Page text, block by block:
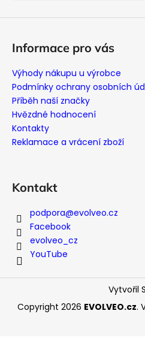
Informace pro vás
Výhody nákupu u výrobce
Podmínky ochrany osobních
Příběh naší značky
Hvězdné hodnocení
Kontakty
Reklamace a vrácení zboží
Kontakt
podpora@evolveo.cz
Facebook
evolveo_cz
YouTube
Vytvořil
Copyright 2026 EVOLVEO.cz.